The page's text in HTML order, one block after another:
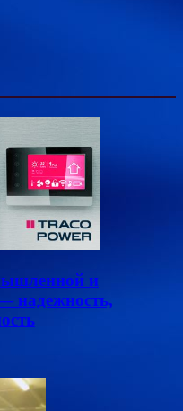
и
надежность,